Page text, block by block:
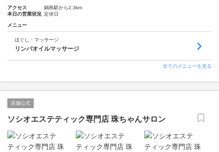
アクセス
鍋島駅から2.3km
本日の営業状況 定休日
メニュー
ほぐし・マッサージ
リンパオイルマッサージ
全てのメニューを見る
店舗公式
ソシオエステティック専門店 珠ちゃんサロン